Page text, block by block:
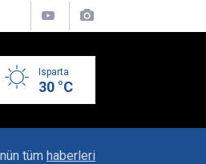
Isparta
30 °C
Kahramanı Fatih Kurt
tüm haberleri